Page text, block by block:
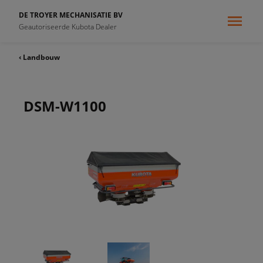
DE TROYER MECHANISATIE BV
Geautoriseerde Kubota Dealer
‹ Landbouw
DSM-W1100